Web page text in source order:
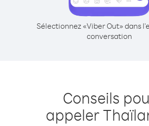
Sélectionnez «Viber Out» dans
conversation
Conseils
appeler